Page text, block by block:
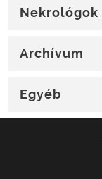
Nekrológok
Archívum
Egyéb